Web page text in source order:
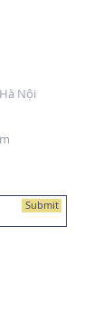
Nội
Submit